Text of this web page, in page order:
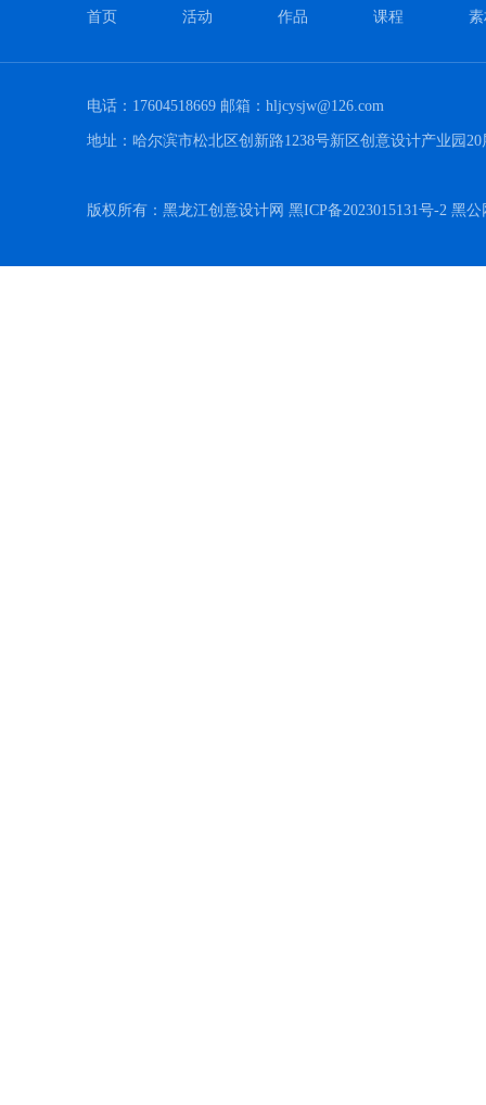
首页 活动 作品 课程
电话：17604518669 邮箱：hljcysjw@126.com
地址：哈尔滨市松北区创新路1238号新区创意设计产业园20
版权所有：黑龙江创意设计网 黑ICP备2023015131号-2 黑公